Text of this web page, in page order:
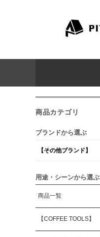
商品カテゴリ
ブランドから選ぶ
【その他ブランド】
用途・シーンから選ぶ
商品一覧
【COFFEE TOOLS】